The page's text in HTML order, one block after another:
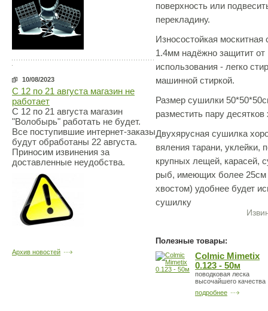
10/08/2023
С 12 по 21 августа магазин не
работает
С 12 по 21 августа магазин
"Волобырь" работать не будет.
Все поступившие интернет-заказы
будут обработаны 22 августа.
Приносим извинения за
доставленные неудобства.
Архив новостей
поверхность или
перекладину.
Износостойкая москитная
1.4мм надёжно защитит
использования - легко
машинной стиркой.
Размер сушилки
разместить пару
Двухярусная сушилка
вяления тарани, уклейки,
крупных лещей, карасей,
рыб, имеющих более 25см
хвостом) удобнее будет
сушилку
Полезные товары:
Colmic Mimetix
0.123 - 50м
поводковая леска
высочайшего качества
подробнее